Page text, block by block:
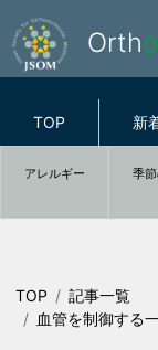
Ortho
TOP 新
アレルギー 季
TOP
記事一覧
血管を制御する